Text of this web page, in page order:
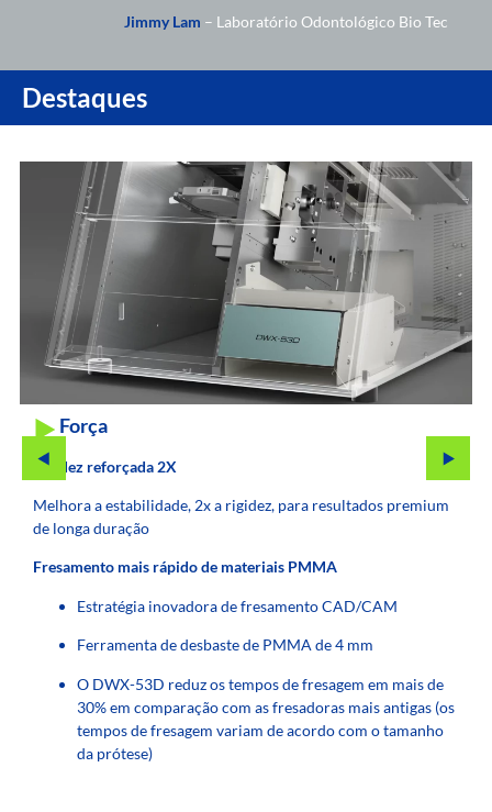
Jimmy Lam – Laboratório Odontológico Bio Tec
Destaques
Força
Rigidez reforçada 2X
Melhora a estabilidade, 2x a rigidez, para resultados premium
de longa duração
Fresamento mais rápido de materiais PMMA
Estratégia inovadora de fresamento CAD/CAM
Ferramenta de desbaste de PMMA de 4 mm
O DWX-53D reduz os tempos de fresagem em mais de
30% em comparação com as fresadoras mais antigas (os
tempos de fresagem variam de acordo com o tamanho
da prótese)